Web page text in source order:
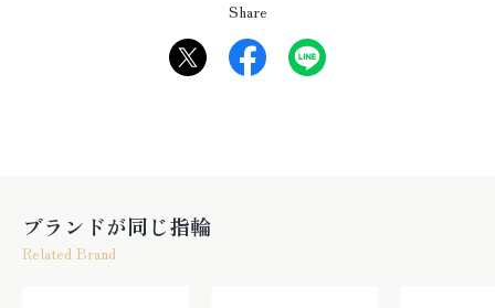
Share
ブランドが同じ指輪
Related Brand